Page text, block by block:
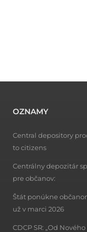
OZNAMY
Central depository
to citizens
Centrálny depozitár
pre občanov:
Štát ponúkne
už v marci 2026
CDCP SR: „Od